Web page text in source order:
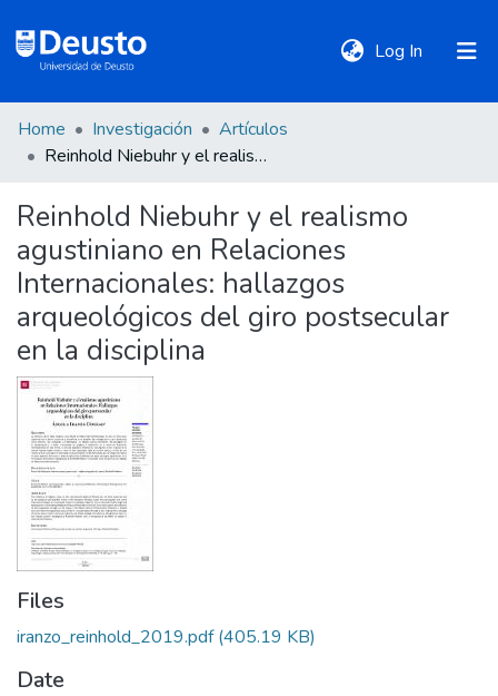
Log In (current)
DeustoTeka
Communities
&
Collections
All of DSpace
Statistics
Policies
Home Investigación
Artículos
Reinhold Niebuhr y el realismo agustiniano en Relaciones Internacionales: hallazgos arqueológicos del giro postsecular en la disciplina
Reinhold Niebuhr y el realismo
agustiniano en Relaciones
Internacionales: hallazgos
arqueológicos del giro postsecular
en la disciplina
Files
iranzo_reinhold_2019.pdf(405.19 KB)
Date